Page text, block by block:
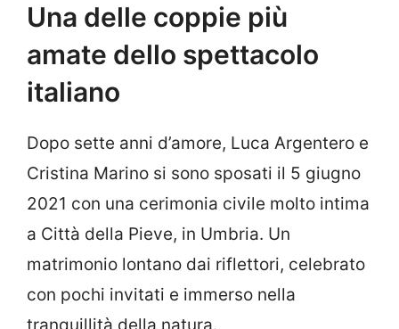
Una delle coppie più
amate dello spettacolo
italiano
Dopo sette anni d’amore, Luca Argentero e
Cristina Marino si sono sposati il 5 giugno
2021 con una cerimonia civile molto intima
a Città della Pieve, in Umbria. Un
matrimonio lontano dai riflettori, celebrato
con pochi invitati e immerso nella